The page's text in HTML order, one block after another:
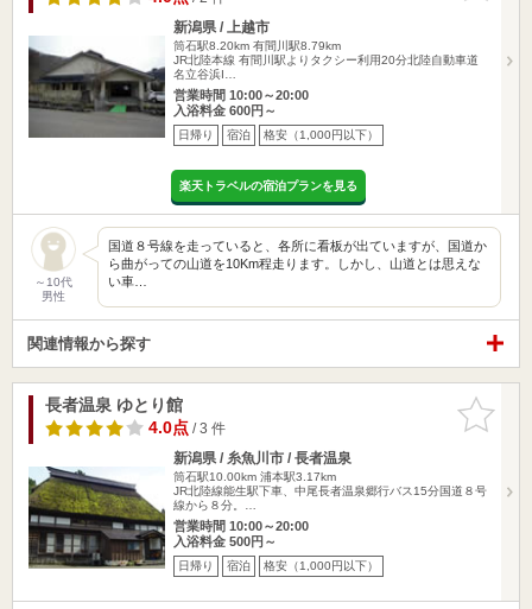
新潟県 / 上越市
筒石駅8.20km 有間川駅8.79km
JR北陸本線 有間川駅よりタクシー利用20分北陸自動車道
名立谷浜I…
営業時間 10:00～20:00
入浴料金 600円～
日帰り 宿泊 格安（1,000円以下）
楽天トラベルの宿泊プランを見る
～10代
男性
国道８号線を走っていると、各所に看板が出ていますが、国道か
ら曲がっての山道を10Km程走ります。しかし、山道とは思えな
い車…
関連情報から探す
お気に入
りに追加
長者温泉 ゆとり館
4.0点/ 3 件
新潟県 / 糸魚川市 / 長者温泉
筒石駅10.00km 浦本駅3.17km
JR北陸線能生駅下車、中尾長者温泉郷行バス15分国道８号
線から８分。…
営業時間 10:00～20:00
入浴料金 500円～
日帰り 宿泊 格安（1,000円以下）